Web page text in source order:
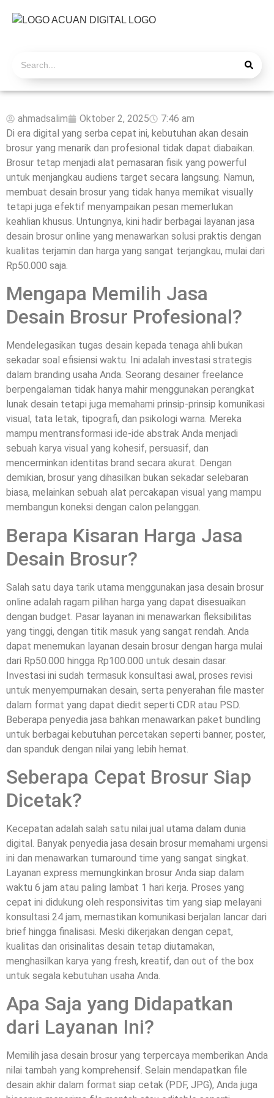
ahmadsalim Oktober 2, 2025
7:46 am
Di era digital yang serba cepat ini, kebutuhan akan desain
brosur yang menarik dan profesional tidak dapat diabaikan.
Brosur tetap menjadi alat pemasaran fisik yang powerful
untuk menjangkau audiens target secara langsung. Namun,
membuat desain brosur yang tidak hanya memikat visually
tetapi juga efektif menyampaikan pesan memerlukan
keahlian khusus. Untungnya, kini hadir berbagai layanan jasa
desain brosur online yang menawarkan solusi praktis dengan
kualitas terjamin dan harga yang sangat terjangkau, mulai dari
Rp50.000 saja.
Mengapa Memilih Jasa
Desain Brosur Profesional?
Mendelegasikan tugas desain kepada tenaga ahli bukan
sekadar soal efisiensi waktu. Ini adalah investasi strategis
dalam branding usaha Anda. Seorang desainer freelance
berpengalaman tidak hanya mahir menggunakan perangkat
lunak desain tetapi juga memahami prinsip-prinsip komunikasi
visual, tata letak, tipografi, dan psikologi warna. Mereka
mampu mentransformasi ide-ide abstrak Anda menjadi
sebuah karya visual yang kohesif, persuasif, dan
mencerminkan identitas brand secara akurat. Dengan
demikian, brosur yang dihasilkan bukan sekadar selebaran
biasa, melainkan sebuah alat percakapan visual yang mampu
membangun koneksi dengan calon pelanggan.
Berapa Kisaran Harga Jasa
Desain Brosur?
Salah satu daya tarik utama menggunakan jasa desain brosur
online adalah ragam pilihan harga yang dapat disesuaikan
dengan budget. Pasar layanan ini menawarkan fleksibilitas
yang tinggi, dengan titik masuk yang sangat rendah. Anda
dapat menemukan layanan desain brosur dengan harga mulai
dari Rp50.000 hingga Rp100.000 untuk desain dasar.
Investasi ini sudah termasuk konsultasi awal, proses revisi
untuk menyempurnakan desain, serta penyerahan file master
dalam format yang dapat diedit seperti CDR atau PSD.
Beberapa penyedia jasa bahkan menawarkan paket bundling
untuk berbagai kebutuhan percetakan seperti banner, poster,
dan spanduk dengan nilai yang lebih hemat.
Seberapa Cepat Brosur Siap
Dicetak?
Kecepatan adalah salah satu nilai jual utama dalam dunia
digital. Banyak penyedia jasa desain brosur memahami urgensi
ini dan menawarkan turnaround time yang sangat singkat.
Layanan express memungkinkan brosur Anda siap dalam
waktu 6 jam atau paling lambat 1 hari kerja. Proses yang
cepat ini didukung oleh responsivitas tim yang siap melayani
konsultasi 24 jam, memastikan komunikasi berjalan lancar dari
brief hingga finalisasi. Meski dikerjakan dengan cepat,
kualitas dan orisinalitas desain tetap diutamakan,
menghasilkan karya yang fresh, kreatif, dan out of the box
untuk segala kebutuhan usaha Anda.
Apa Saja yang Didapatkan
dari Layanan Ini?
Memilih jasa desain brosur yang terpercaya memberikan Anda
nilai tambah yang komprehensif. Selain mendapatkan file
desain akhir dalam format siap cetak (PDF, JPG), Anda juga